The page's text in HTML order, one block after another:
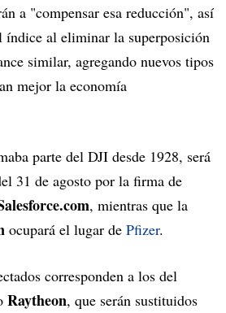
a "compensar esa reducción", así
al eliminar la superposición
similar, agregando nuevos tipos
mejor la economía
parte del DJI desde 1928, será
31 de agosto por la firma de
, mientras que la
ocupará el lugar de Pfizer.
corresponden a los del
Raytheon, que serán sustituidos